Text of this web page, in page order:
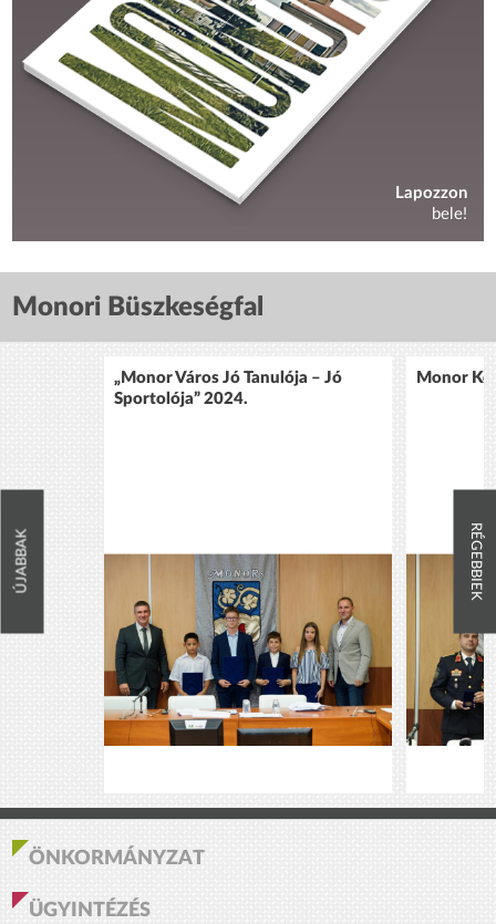
Lapozzon
bele!
Monori Büszkeségfal
ÚJABBAK
„Monor Város Jó Tanulója – Jó
Sportolója” 2024.
Monor
RÉGEBBIEK
ÖNKORMÁNYZAT
ÜGYINTÉZÉS